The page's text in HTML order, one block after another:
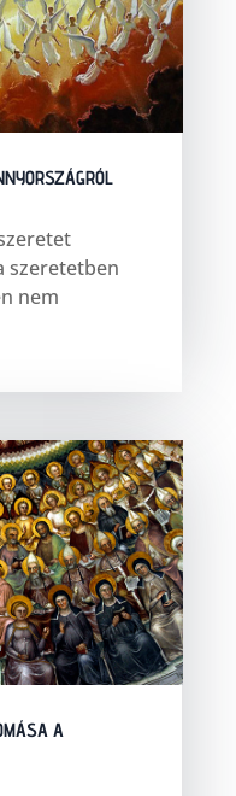
szeretetben
nem
A